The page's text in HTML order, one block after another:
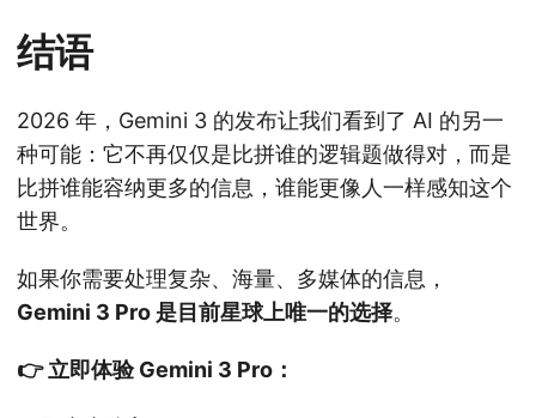
结语
2026 年，Gemini 3 的发布让我们看到了 AI 的另一
种可能：它不再仅仅是比拼谁的逻辑题做得对，而是
比拼谁能容纳更多的信息，谁能更像人一样感知这个
世界。
如果你需要处理复杂、海量、多媒体的信息，
Gemini 3 Pro 是目前星球上唯一的选择。
👉 立即体验 Gemini 3 Pro：